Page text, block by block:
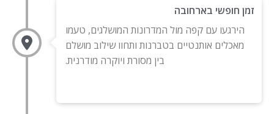
זמן חופשי בארחובה
הירגעו עם קפה מול המדרונות המושלגים, טעמו
מאכלים אותנטיים בטברנות ותחוו שילוב מושלם
בין מסורת ויוקרה מודרנית.